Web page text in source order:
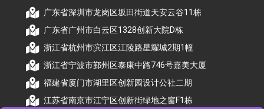
广东省深圳市龙岗区坂田街道天安云谷11栋
广东省广州市白云区1328创新大院D栋
浙江省杭州市滨江区江陵路星耀城2期1幢
浙江省宁波市鄞州区泰康中路746号嘉美大厦
福建省厦门市湖里区创新园设计公社二期
江苏省南京市江宁区创新街绿地之窗F1栋